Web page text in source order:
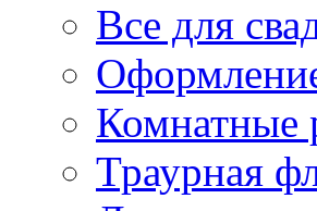
Все для
Комнатные
Траурная